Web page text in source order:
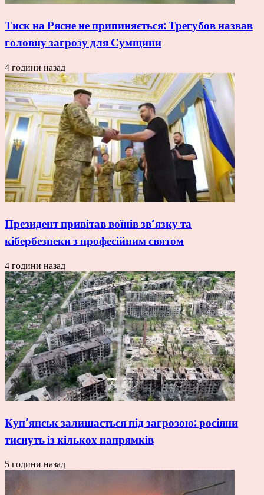
Тиск на Рясне не припиняється: Трегубов назвав
головну загрозу для Сумщини
4 години назад
Президент привітав воїнів зв’язку та
кібербезпеки з професійним святом
4 години назад
Куп’янськ залишається під загрозою: росіяни
тиснуть із кількох напрямків
5 години назад